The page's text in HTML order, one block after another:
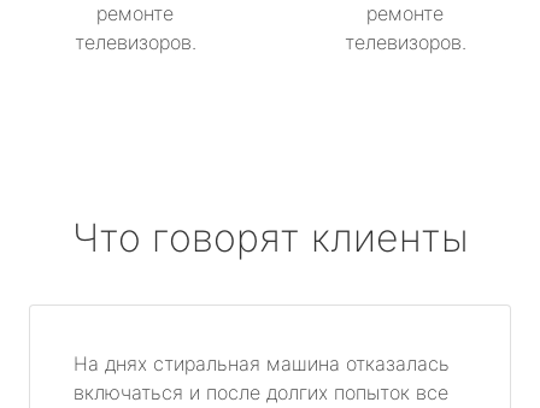
ремонте
телевизоров.
ремонте
телевизоров.
Что говорят клиенты
На днях стиральная машина отказалась
включаться и после долгих попыток все